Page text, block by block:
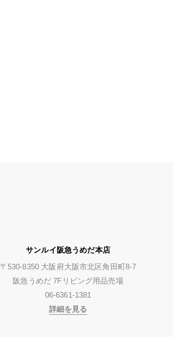
サンルイ阪急うめだ本店
〒530-8350 大阪府大阪市北区角田町8-7
阪急うめだ 7Fリビング用品売場
06-6361-1381
詳細を見る